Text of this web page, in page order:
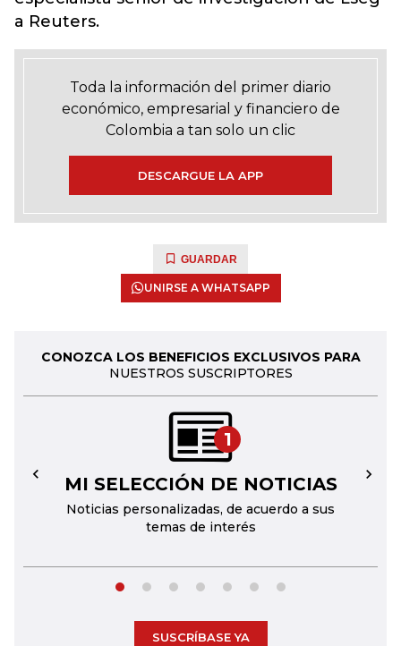
a Reuters.
Toda la información del primer diario
económico, empresarial y financiero de
Colombia a tan solo un clic
DESCARGUE LA APP
GUARDAR
UNIRSE A WHATSAPP
CONOZCA LOS BENEFICIOS EXCLUSIVOS PARA
NUESTROS SUSCRIPTORES
1
MI SELECCIÓN DE NOTICIAS
Noticias personalizadas, de acuerdo a sus
temas de interés
← →
SUSCRÍBASE YA